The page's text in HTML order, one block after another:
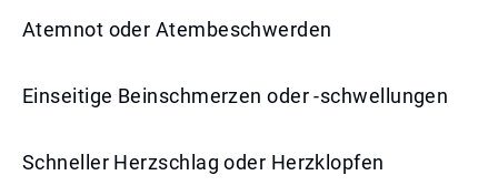
Atemnot oder Atembeschwerden
Einseitige Beinschmerzen oder -schwellungen
Schneller Herzschlag oder Herzklopfen